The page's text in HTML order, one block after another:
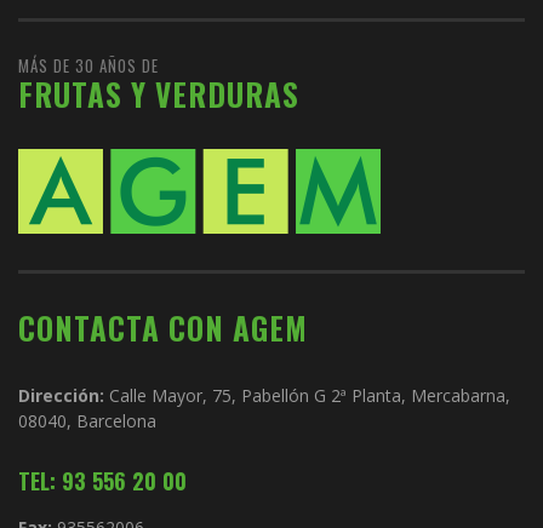
MÁS DE 30 AÑOS DE
FRUTAS Y VERDURAS
CONTACTA CON AGEM
Dirección: Calle Mayor, 75, Pabellón G 2ª Planta, Mercabarna,
08040, Barcelona
TEL: 93 556 20 00